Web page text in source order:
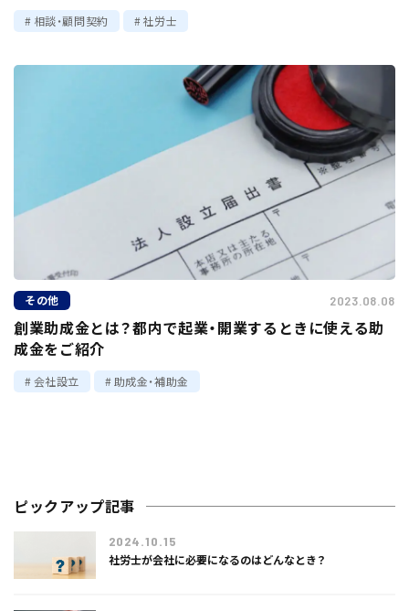
相談・顧問契約 社労士
その他 2023.08.08
創業助成金とは？都内で起業・開業するときに使える助
成金をご紹介
会社設立 助成金・補助金
ピックアップ記事
2024.10.15
社労士が会社に必要になるのはどんなとき？